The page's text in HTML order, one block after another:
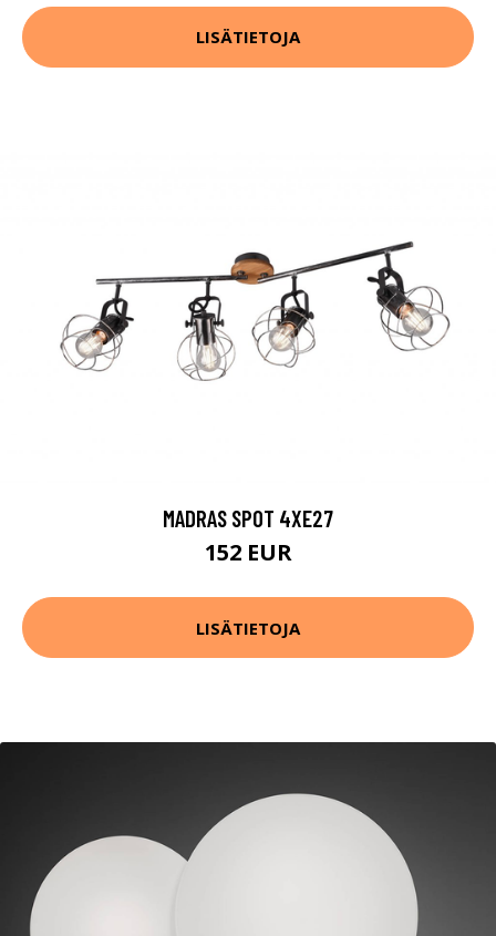
LISÄTIETOJA
MADRAS SPOT 4XE27
152 EUR
LISÄTIETOJA